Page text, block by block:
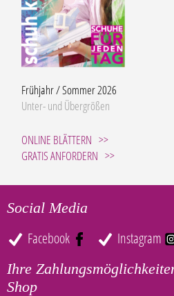
Frühjahr / Sommer 2026
Unter- und Übergrößen
ONLINE BLÄTTERN
GRATIS ANFORDERN
Social Media
Facebook Instagram
Ihre
Shop